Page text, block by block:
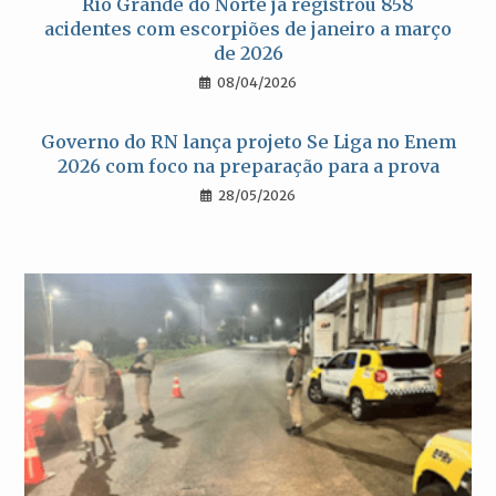
Rio Grande do Norte já registrou 858
acidentes com escorpiões de janeiro a março
de 2026
08/04/2026
Governo do RN lança projeto Se Liga no Enem
2026 com foco na preparação para a prova
28/05/2026